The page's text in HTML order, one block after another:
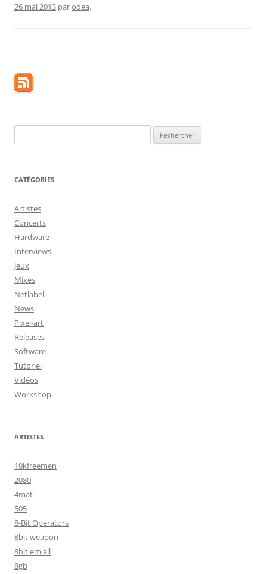
26 mai 2013 parodea.
CATÉGORIES
Artistes
Concerts
Hardware
Interviews
Jeux
Mixes
Netlabel
News
Pixel-art
Releases
Software
Tutoriel
Vidéos
Workshop
ARTISTES
10kfreemen
2080
4mat
505
8-Bit Operators
8bit weapon
8bit'em'all
8gb